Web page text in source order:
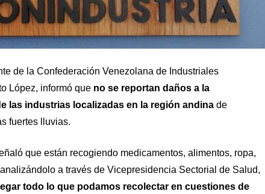
de la Confederación Venezolana de Industriales
López, informó que no se reportan daños a la
las industrias localizadas en la región andinade
fuertes lluvias.
que están recogiendo medicamentos, alimentos, ropa,
a través de Vicepresidencia Sectorial de Salud,
todo lo que podamos recolectar en cuestiones de